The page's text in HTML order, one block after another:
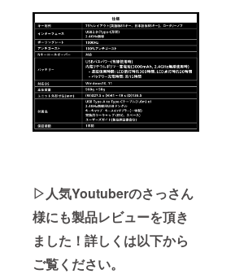
▷人気Youtuberのさっさん
様にも製品レビューを頂き
ました！詳しくは以下から
ご覧ください。